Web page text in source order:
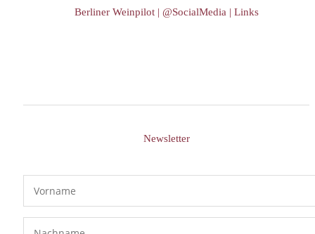
Berliner Weinpilot | @SocialMedia | Links
Newsletter